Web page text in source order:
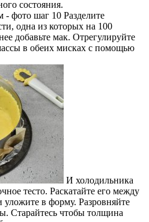
состояния.
Разделите
одна из которых на 100
добавьте мак. Отрегулируйте
в обеих мисках с помощью
И холодильника
тесто. Раскатайте его между
уложите в форму. Разровняйте
Старайтесь чтобы толщина